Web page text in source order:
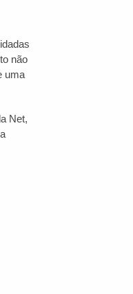
não
uma
Net,